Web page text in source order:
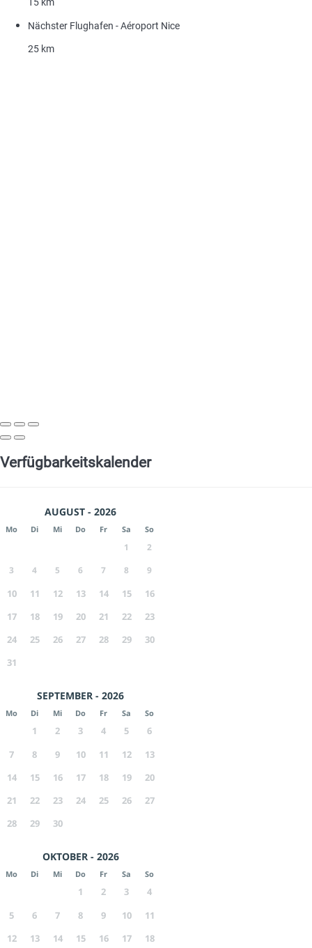
15 km
Nächster Flughafen - Aéroport Nice
25 km
Verfügbarkeitskalender
AUGUST - 2026
Mo Di Mi Do Fr Sa So
1
2
3
4 5 6 7 8 9
10 11 12 13 14 15
16
17
18 19 20 21 22
23
24
25 26 27 28 29
30
31
SEPTEMBER - 2026
Mo Di Mi Do Fr Sa So
1 2 3 4 5
6
7
8 9 10 11 12
13
14
15 16 17 18 19
20
21
22 23 24 25 26
27
28
29 30
OKTOBER - 2026
Mo Di Mi Do Fr Sa So
1 2 3
4
5
6 7 8 9 10
11
12
13 14 15 16 17
18